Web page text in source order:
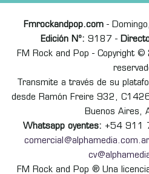
Fmrockandpop.com-
Edición Nº: 9187 -
FM Rock and Pop - Copyright
Transmite a través de su
desde Ramón Freire 932,
Buenos Aires,
Whatsapp oyentes: +54 911
comercial@alphamedia.com.ar
FM Rock and Pop ® Una